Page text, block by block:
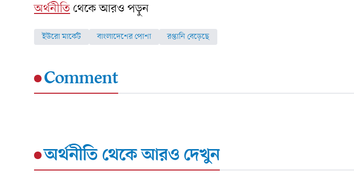
অর্থনীতিথেকে আরও পড়ুন
ইউরো মার্কেট বাংলাদেশের পোশা রপ্তানি বেড়েছে
Comment
অর্থনীতি থেকে আরও দেখুন